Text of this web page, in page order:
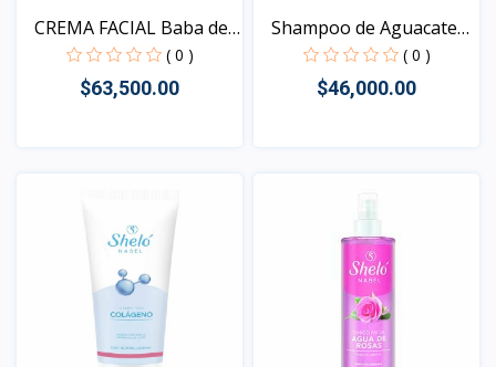
CREMA FACIAL Baba de
( 0 )
$63,500.00
Shampoo de Aguacate
SHE...
( 0 )
$46,000.00